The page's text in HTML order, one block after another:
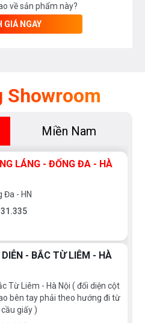
về sản phẩm này?
GIÁ NGAY
Showroom
Miền Nam
LÁNG - ĐỐNG ĐA - HÀ
Đa - HN
- BẮC TỪ LIÊM - HÀ
Từ Liêm - Hà Nội ( đối diện cột
bên tay phải theo hướng đi từ
giấy )